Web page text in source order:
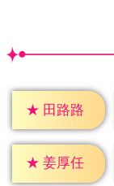
★ 田路路
★ 姜厚任